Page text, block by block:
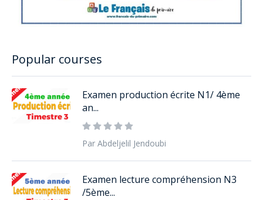
Popular courses
Examen production écrite N1/ 4ème
an...
Par Abdeljelil Jendoubi
Examen lecture compréhension N3
/5ème...